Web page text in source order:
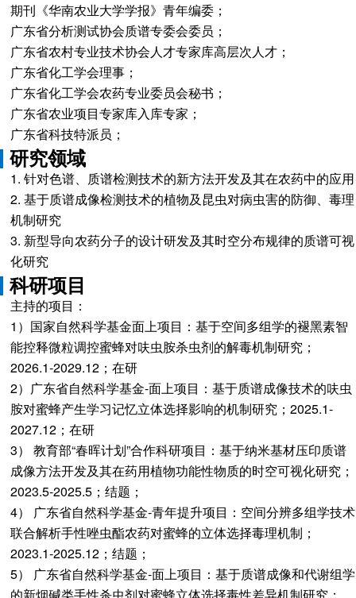
期刊《华南农业大学学报》青年编委；
广东省分析测试协会质谱专委会委员；
广东省农村专业技术协会人才专家库高层次人才；
广东省化工学会理事；
广东省化工学会农药专业委员会秘书；
广东省农业项目专家库入库专家；
广东省科技特派员；
研究领域
1. 针对色谱、质谱检测技术的新方法开发及其在农药中的应用
2. 基于质谱成像检测技术的植物及昆虫对病虫害的防御、毒理
机制研究
3. 新型导向农药分子的设计研发及其时空分布规律的质谱可视
化研究
科研项目
主持的项目：
1）国家自然科学基金面上项目：基于空间多组学的褪黑素智
能控释微粒调控蜜蜂对呋虫胺杀虫剂的解毒机制研究；
2026.1-2029.12；在研
2）广东省自然科学基金-面上项目：基于质谱成像技术的呋虫
胺对蜜蜂产生学习记忆立体选择影响的机制研究；2025.1-
2027.12；在研
3） 教育部“春晖计划”合作科研项目：基于纳米基材压印质谱
成像方法开发及其在药用植物功能性物质的时空可视化研究；
2023.5-2025.5；结题；
4） 广东省自然科学基金-青年提升项目：空间分辨多组学技术
联合解析手性唑虫酯农药对蜜蜂的立体选择毒理机制；
2023.1-2025.12；结题；
5） 广东省自然科学基金-面上项目：基于质谱成像和代谢组学